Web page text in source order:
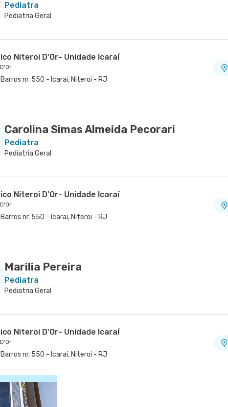
Pediatra
Pediatria Geral
Niteroi D'Or- Unidade Icaraí
Barros nr. 550 - Icarai, Niteroi - RJ
Carolina Simas Almeida Pecorari
Pediatra
Pediatria Geral
Niteroi D'Or- Unidade Icaraí
Barros nr. 550 - Icarai, Niteroi - RJ
Marilia Pereira
Pediatra
Pediatria Geral
Niteroi D'Or- Unidade Icaraí
Barros nr. 550 - Icarai, Niteroi - RJ